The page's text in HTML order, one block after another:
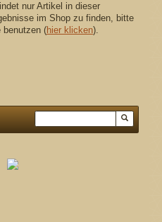
nur Artikel in dieser
im Shop zu finden, bitte
benutzen (hier klicken).